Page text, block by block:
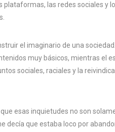
las redes sociales y
el imaginario de una
muy básicos, mientras el
sociales, raciales y la
esas inquietudes no son
decía que estaba loco por